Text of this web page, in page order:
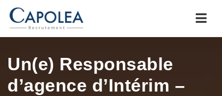
Un(e) Responsable
d’agence d’Intérim –